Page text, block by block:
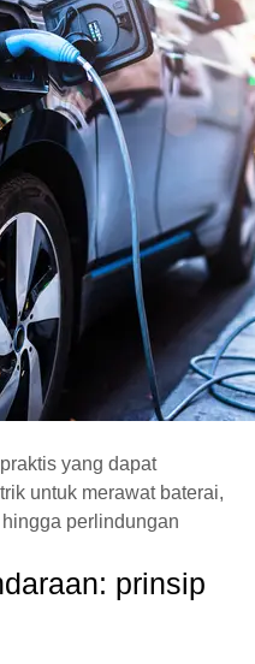
yang dapat
untuk merawat baterai,
perlindungan
prinsip